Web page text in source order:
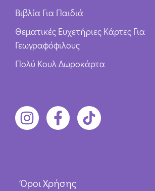
Βιβλία Για Παιδιά
Θεματικές Ευχετήριες Κάρτες Για
Γεωγραφόφιλους
Πολύ Κουλ Δωροκάρτα
Όροι Χρήσης